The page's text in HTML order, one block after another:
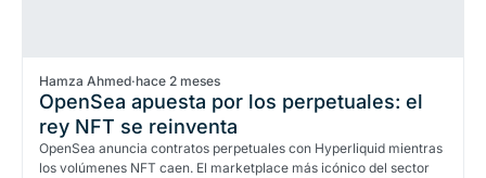
Hamza Ahmed·hace 2 meses
OpenSea apuesta por los perpetuales: el
rey NFT se reinventa
OpenSea anuncia contratos perpetuales con Hyperliquid mientras
los volúmenes NFT caen. El marketplace más icónico del sector